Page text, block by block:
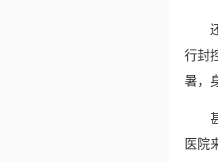
行封
暑，
医院